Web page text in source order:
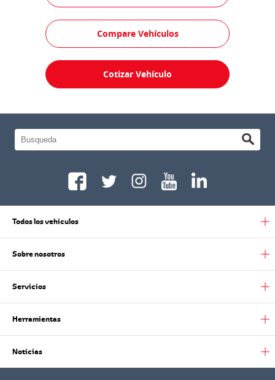
Compare Vehículos
Cotizar Vehículo
Todos los vehiculos
Sobre nosotros
Servicios
Herramientas
Noticias